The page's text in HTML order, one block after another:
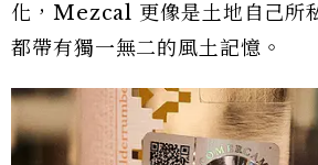
化，Mezcal 更像是土地自己所
都帶有獨一無二的風土記憶。